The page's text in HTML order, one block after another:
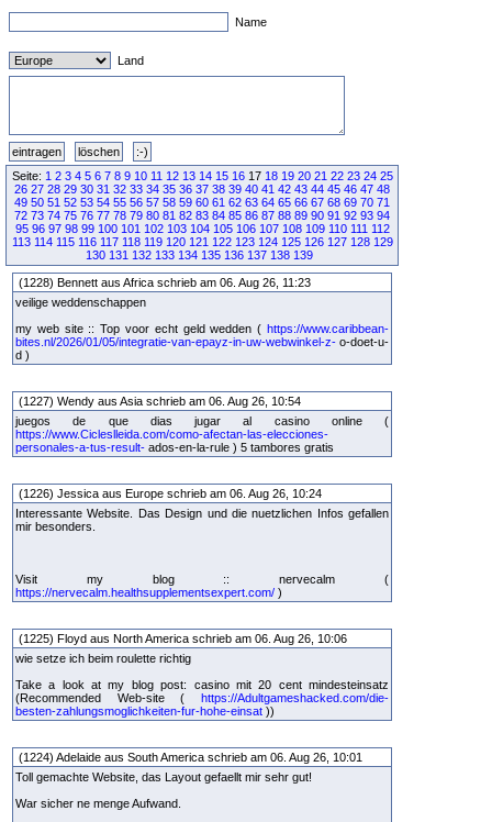
Name
Land
Seite: 1 2 3 4 5 6 7 8 9 10 11 12 13 14 15 1617 18 19 20 21 22 23 24 25
26 27 28 29 30 31 32 33 34 35 36 37 38 39 40 41 42 43 44 45 46 47 48
49 50 51 52 53 54 55 56 57 58 59 60 61 62 63 64 65 66 67 68 69 70 71
72 73 74 75 76 77 78 79 80 81 82 83 84 85 86 87 88 89 90 91 92 93 94
95 96 97 98 99 100 101 102 103 104 105 106 107 108 109 110 111 112
113 114 115 116 117 118 119 120 121 122 123 124 125 126 127 128 129
130 131 132 133 134 135 136 137 138 139
(1228) Bennett aus Africa schrieb am 06. Aug 26, 11:23
veilige weddenschappen
my web site :: Top voor echt geld wedden ( https://www.caribbean-
bites.nl/2026/01/05/integratie-van-epayz-in-uw-webwinkel-z- o-doet-u-
d )
(1227) Wendy aus Asia schrieb am 06. Aug 26, 10:54
juegos de que dias jugar al casino online (
https://www.Cicleslleida.com/como-afectan-las-elecciones-
personales-a-tus-result- ados-en-la-rule ) 5 tambores gratis
(1226) Jessica aus Europe schrieb am 06. Aug 26, 10:24
Interessante Website. Das Design und die nuetzlichen Infos gefallen
mir besonders.
Visit my blog :: nervecalm (
https://nervecalm.healthsupplementsexpert.com/ )
(1225) Floyd aus North America schrieb am 06. Aug 26, 10:06
wie setze ich beim roulette richtig
Take a look at my blog post: casino mit 20 cent mindesteinsatz
(Recommended Web-site ( https://Adultgameshacked.com/die-
besten-zahlungsmoglichkeiten-fur-hohe-einsat ))
(1224) Adelaide aus South America schrieb am 06. Aug 26, 10:01
Toll gemachte Website, das Layout gefaellt mir sehr gut!
War sicher ne menge Aufwand.